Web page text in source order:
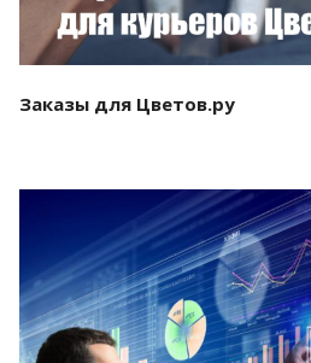
Заказы для Цветов.ру